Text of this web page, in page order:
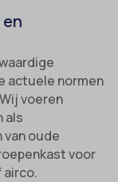
actuele normen
Wij voeren
als
oude
voor